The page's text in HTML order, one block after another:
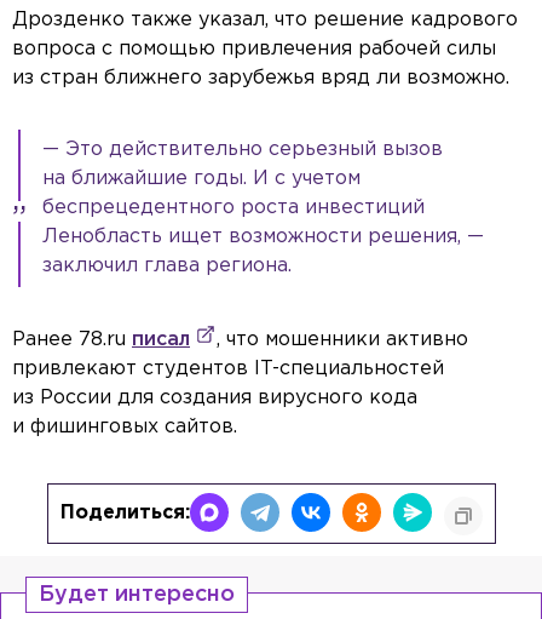
Дрозденко также указал, что решение кадрового
вопроса с помощью привлечения рабочей силы
из стран ближнего зарубежья вряд ли возможно.
— Это действительно серьезный вызов
на ближайшие годы. И с учетом
беспрецедентного роста инвестиций
Ленобласть ищет возможности решения, —
заключил глава региона.
Ранее 78.ru писал
, что мошенники активно
привлекают студентов IT-специальностей
из России для создания вирусного кода
и фишинговых сайтов.
Поделиться:
Будет интересно